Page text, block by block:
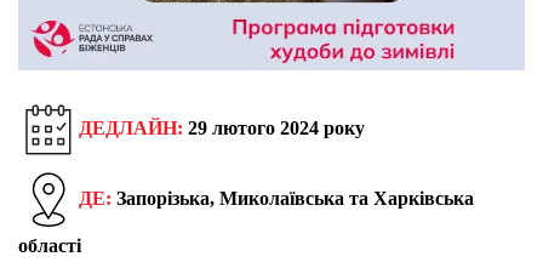
ДЕДЛАЙН: 29 лютого 2024 року
ДЕ: Запорізька, Миколаївська та Харківська
області